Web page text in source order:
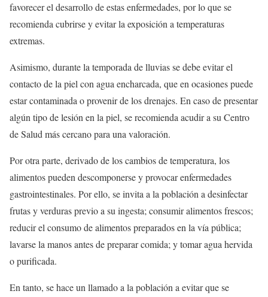
favorecer el desarrollo de estas enfermedades, por lo que se
recomienda cubrirse y evitar la exposición a temperaturas
extremas.
Asimismo, durante la temporada de lluvias se debe evitar el
contacto de la piel con agua encharcada, que en ocasiones puede
estar contaminada o provenir de los drenajes. En caso de presentar
algún tipo de lesión en la piel, se recomienda acudir a su Centro
de Salud más cercano para una valoración.
Por otra parte, derivado de los cambios de temperatura, los
alimentos pueden descomponerse y provocar enfermedades
gastrointestinales. Por ello, se invita a la población a desinfectar
frutas y verduras previo a su ingesta; consumir alimentos frescos;
reducir el consumo de alimentos preparados en la vía pública;
lavarse la manos antes de preparar comida; y tomar agua hervida
o purificada.
En tanto, se hace un llamado a la población a evitar que se